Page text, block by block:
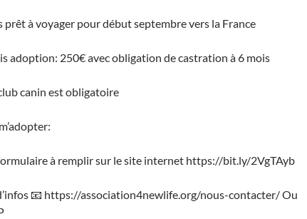
prêt à voyager pour début septembre vers la France
adoption: 250€ avec obligation de castration à 6 mois
canin est obligatoire
à remplir sur le site internet https://bit.ly/2VgTAyb
📧 https://association4newlife.org/nous-contacter/ Ou